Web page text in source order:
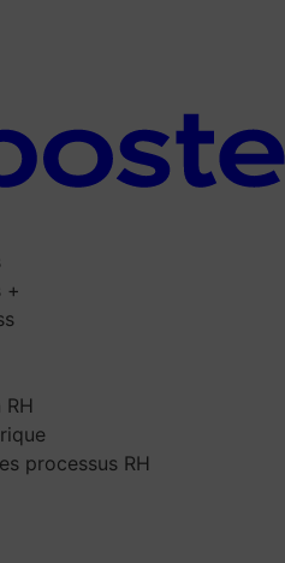
+
processus RH